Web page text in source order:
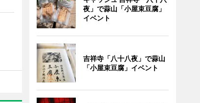
夜」で蒜山「小屋束豆腐」
イベント
吉祥寺「八十八夜」で蒜山
「小屋束豆腐」イベント